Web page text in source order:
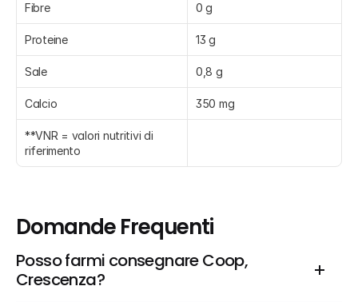
Fibre 0 g
Proteine 13 g
Sale 0,8 g
Calcio 350 mg
**VNR = valori nutritivi di
riferimento
Domande Frequenti
Posso farmi consegnare Coop,
Crescenza?